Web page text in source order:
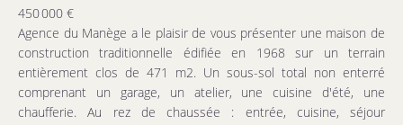
450 000 €
Agence du Manège a le plaisir de vous présenter une maison de
construction traditionnelle édifiée en 1968 sur un terrain
entièrement clos de 471 m2. Un sous-sol total non enterré
comprenant un garage, un atelier, une cuisine d'été, une
chaufferie. Au rez de chaussée : entrée, cuisine, séjour